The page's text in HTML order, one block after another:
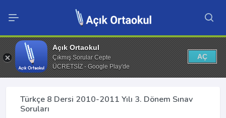
Açık Ortaokul
Çıkmış Sorular Cepte
ÜCRETSİZ - Google Play'de
AÇ
Türkçe 8 Dersi 2010-2011 Yılı 3. Dönem Sınav
Soruları